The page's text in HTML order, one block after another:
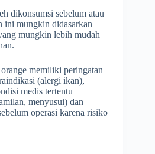
dikonsumsi sebelum atau
ini mungkin didasarkan
mungkin lebih mudah
memiliki peringatan
(alergi ikan),
medis tertentu
menyusui) dan
operasi karena risiko